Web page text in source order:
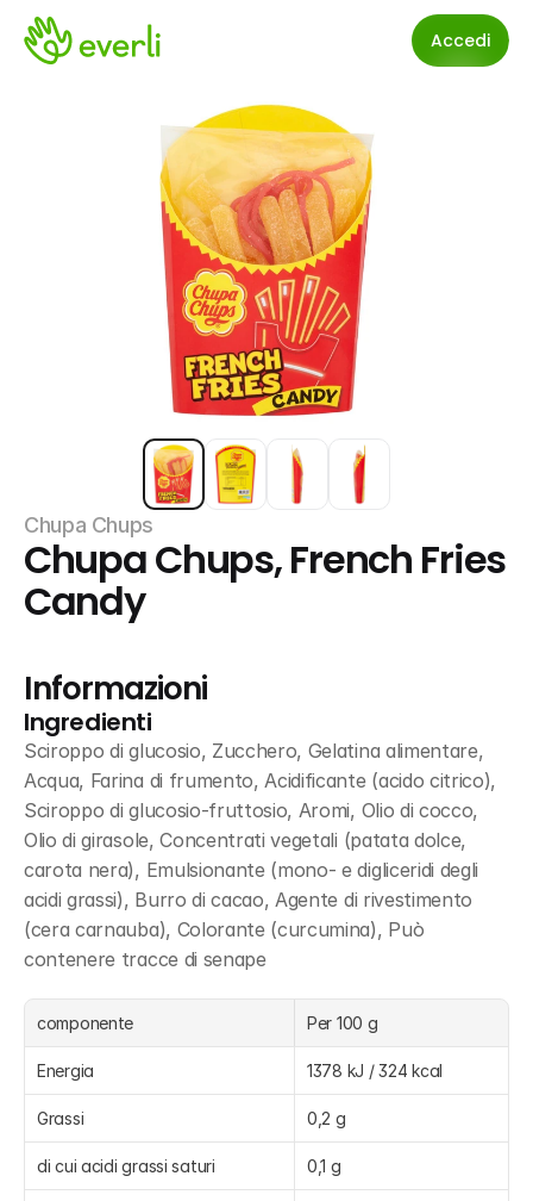
Accedi
Chupa Chups
Chupa Chups, French Fries
Candy
Informazioni
Ingredienti
Sciroppo di glucosio, Zucchero, Gelatina alimentare,
Acqua, Farina di frumento, Acidificante (acido citrico),
Sciroppo di glucosio-fruttosio, Aromi, Olio di cocco,
Olio di girasole, Concentrati vegetali (patata dolce,
carota nera), Emulsionante (mono- e digliceridi degli
acidi grassi), Burro di cacao, Agente di rivestimento
(cera carnauba), Colorante (curcumina), Può
contenere tracce di senape
componente Per 100 g
Energia 1378 kJ / 324 kcal
Grassi 0,2 g
di cui acidi grassi saturi 0,1 g